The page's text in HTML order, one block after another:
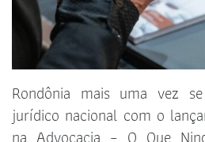
Rondônia mais uma vez
jurídico nacional com o